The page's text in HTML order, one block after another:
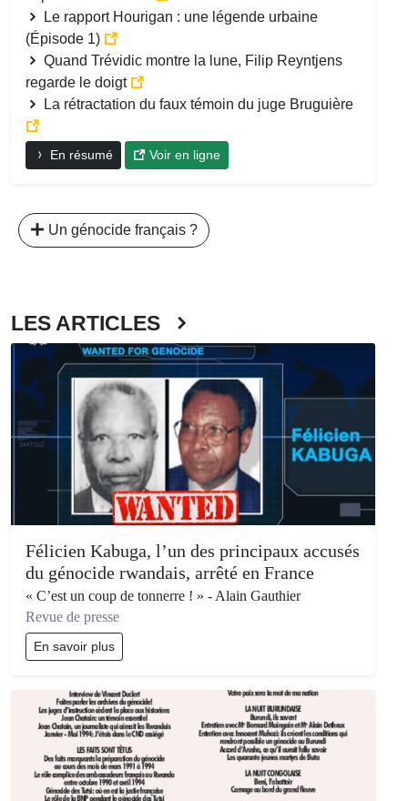
Le rapport Hourigan : une légende urbaine
(Épisode 1)
Quand Trévidic montre la lune, Filip Reyntjens
regarde le doigt
La rétractation du faux témoin du juge Bruguière
En résumé Voir en ligne
Un génocide français ?
LES ARTICLES
Félicien Kabuga, l’un des principaux accusés
du génocide rwandais, arrêté en France
« C’est un coup de tonnerre ! » - Alain Gauthier
Revue de presse
En savoir plus